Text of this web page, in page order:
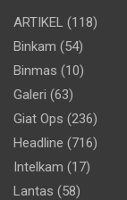
ARTIKEL (118)
Binkam (54)
Binmas (10)
Galeri (63)
Giat Ops (236)
Headline (716)
Intelkam (17)
Lantas (58)